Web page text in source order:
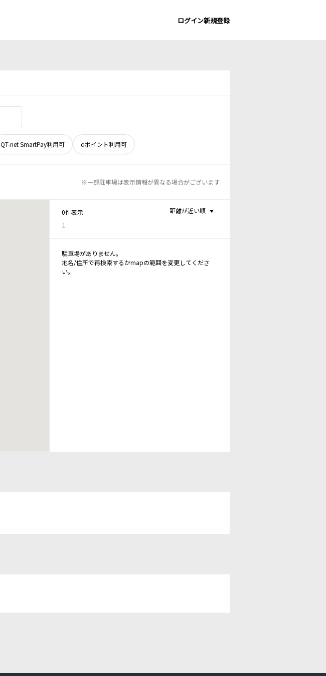
ログイン新規登録
QT-net SmartPay利用可 dポイント利用可
※一部駐車場は表示情報が異なる場合がございます
0件表示
1
距離が近い順
駐車場がありません。
地名/住所で再検索するかmapの範囲を変更してくださ
い。